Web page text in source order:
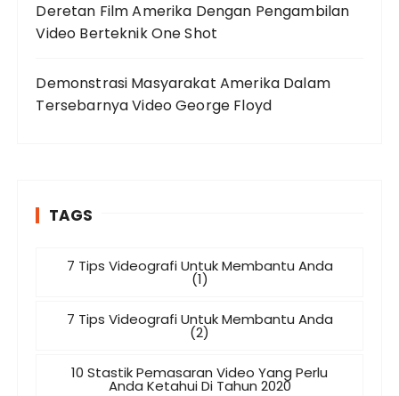
Deretan Film Amerika Dengan Pengambilan
Video Berteknik One Shot
Demonstrasi Masyarakat Amerika Dalam
Tersebarnya Video George Floyd
TAGS
7 Tips Videografi Untuk Membantu Anda
(1)
7 Tips Videografi Untuk Membantu Anda
(2)
10 Stastik Pemasaran Video Yang Perlu
Anda Ketahui Di Tahun 2020